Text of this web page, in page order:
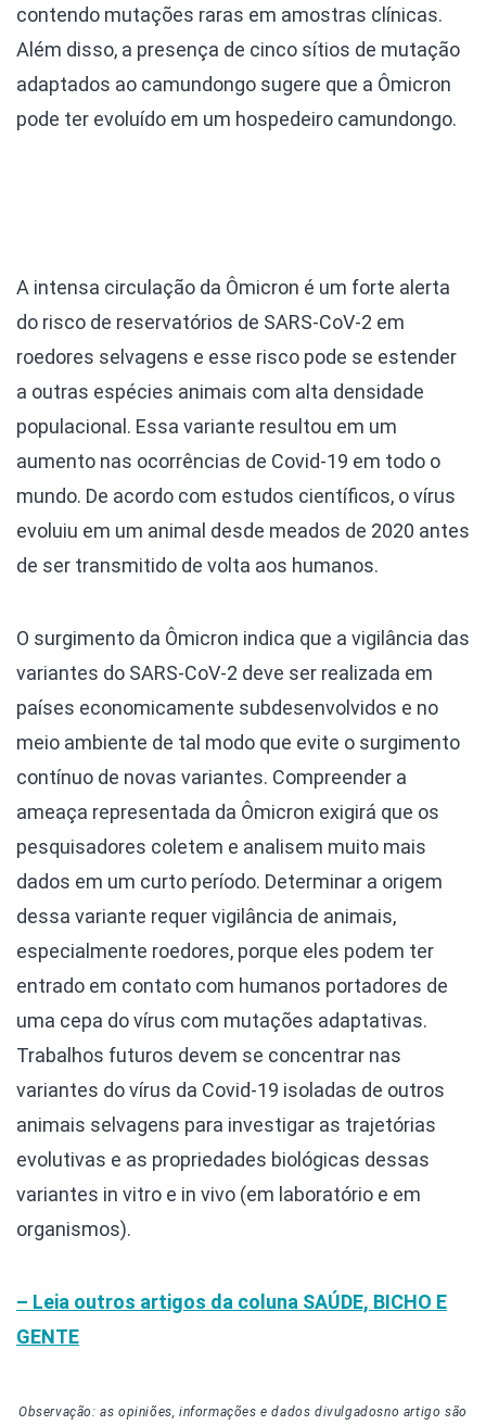
contendo mutações raras em amostras clínicas.
Além disso, a presença de cinco sítios de mutação
adaptados ao camundongo sugere que a Ômicron
pode ter evoluído em um hospedeiro camundongo.
A intensa circulação da Ômicron é um forte alerta
do risco de reservatórios de SARS-CoV-2 em
roedores selvagens e esse risco pode se estender
a outras espécies animais com alta densidade
populacional. Essa variante resultou em um
aumento nas ocorrências de Covid-19 em todo o
mundo. De acordo com estudos científicos, o vírus
evoluiu em um animal desde meados de 2020 antes
de ser transmitido de volta aos humanos.
O surgimento da Ômicron indica que a vigilância das
variantes do SARS-CoV-2 deve ser realizada em
países economicamente subdesenvolvidos e no
meio ambiente de tal modo que evite o surgimento
contínuo de novas variantes. Compreender a
ameaça representada da Ômicron exigirá que os
pesquisadores coletem e analisem muito mais
dados em um curto período. Determinar a origem
dessa variante requer vigilância de animais,
especialmente roedores, porque eles podem ter
entrado em contato com humanos portadores de
uma cepa do vírus com mutações adaptativas.
Trabalhos futuros devem se concentrar nas
variantes do vírus da Covid-19 isoladas de outros
animais selvagens para investigar as trajetórias
evolutivas e as propriedades biológicas dessas
variantes in vitro e in vivo (em laboratório e em
organismos).
– Leia outros artigos da coluna SAÚDE, BICHO E
GENTE
Observação: as opiniões, informações e dados divulgadosno artigosão